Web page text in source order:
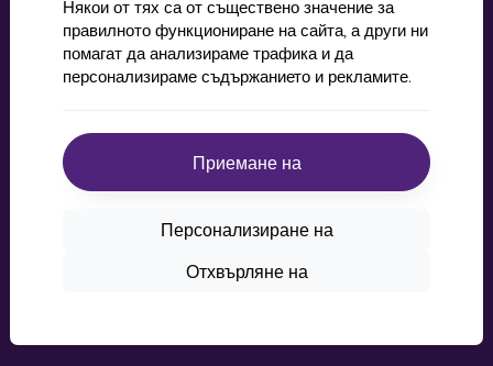
Някои от тях са от съществено значение за
правилното функциониране на сайта, а други ни
помагат да анализираме трафика и да
персонализираме съдържанието и рекламите.
Приемане на
Персонализиране на
Отхвърляне на
Пазаруване
Доставка и плащане
Cashback
Лесно връщане